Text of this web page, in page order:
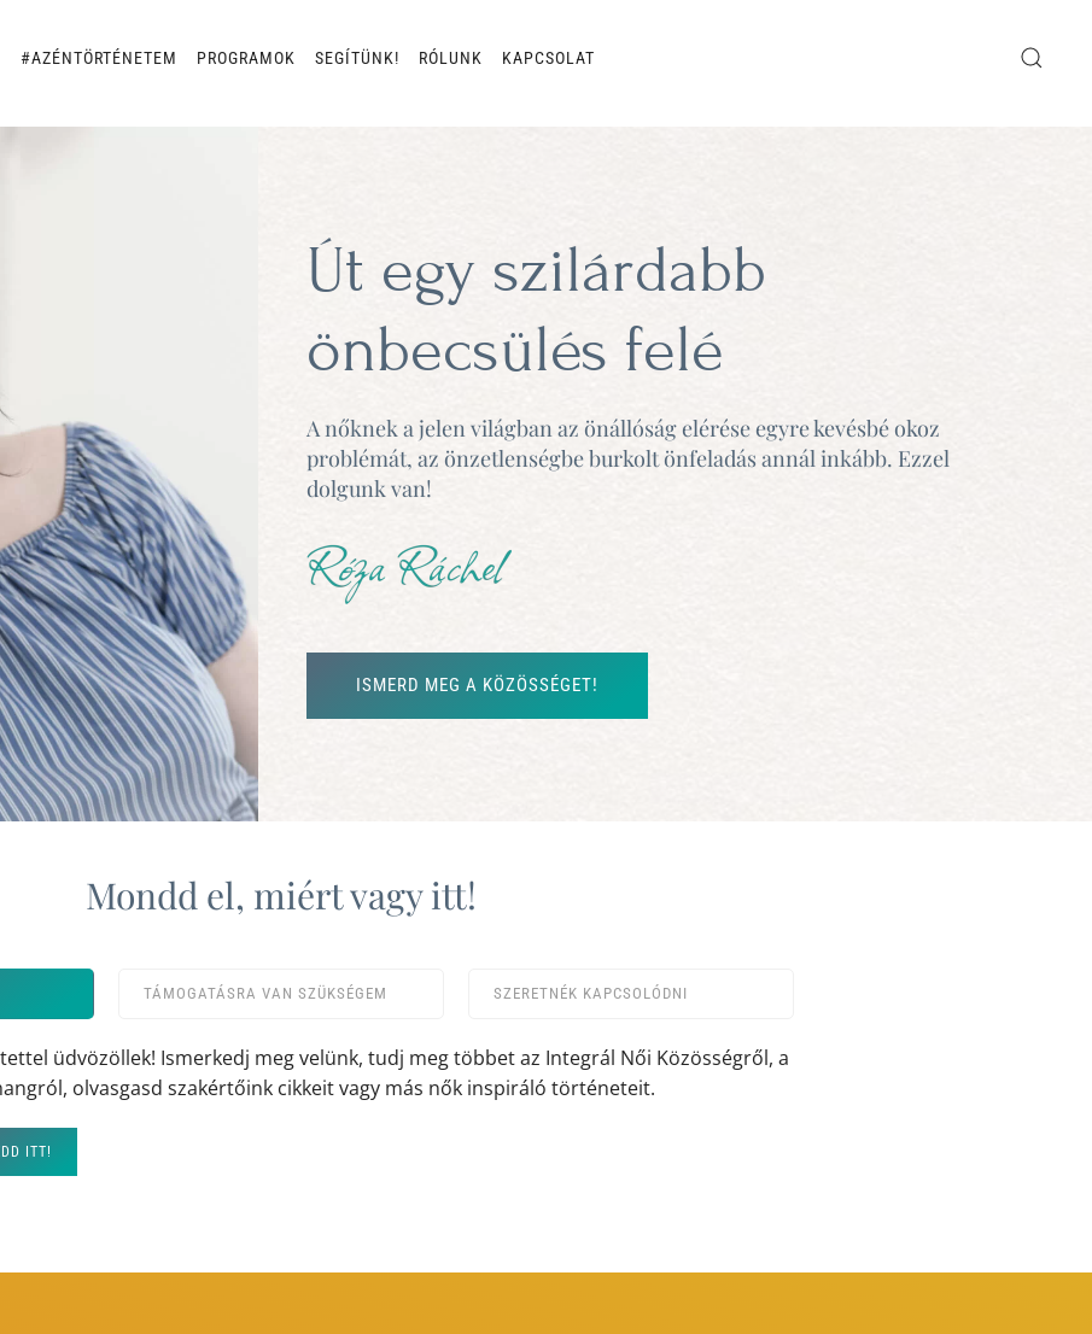
#AZÉNTÖRTÉNETEM PROGRAMOK SEGÍTÜNK! RÓLUNK KAPCSOLAT
Út egy szilárdabb
önbecsülés felé
A nőknek a jelen világban az önállóság elérése egyre kevésbé okoz
problémát, az önzetlenségbe burkolt önfeladás annál inkább. Ezzel
dolgunk van!
ISMERD MEG A KÖZÖSSÉGET!
Mondd el, miért vagy itt!
TÁMOGATÁSRA VAN SZÜKSÉGEM SZERETNÉK KAPCSOLÓDNI
üdvözöllek! Ismerkedj meg velünk, tudj meg többet az Integrál Női Közösségről, a
olvasgasd szakértőink cikkeit vagy más nők inspiráló történeteit.
ITT!